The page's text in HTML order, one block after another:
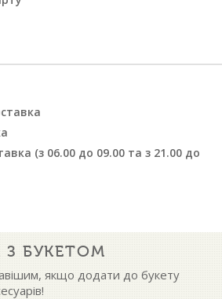
(з 06.00 до 09.00 та з 21.00 до
БУКЕТОМ
якщо додати до букету